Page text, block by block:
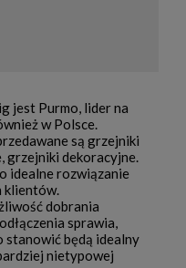
jest Purmo, lider na
w Polsce.
są grzejniki
grzejniki dekoracyjne.
idealne rozwiązanie
klientów.
dobrania
sprawia,
stanowić będą idealny
nietypowej